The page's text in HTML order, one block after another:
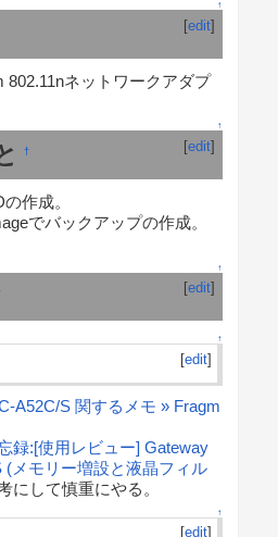
↑
[edit]
802.11nネットワークアダプ
↑
† [edit]
作成。
でバックアップの作成。
↑
[edit]
↑
[edit]
A52C/S 関するメモ » Fragm
録:[使用レビュー] Gateway
(メモリー増設と液晶フィル
にして慎重にやる。
↑
[edit]